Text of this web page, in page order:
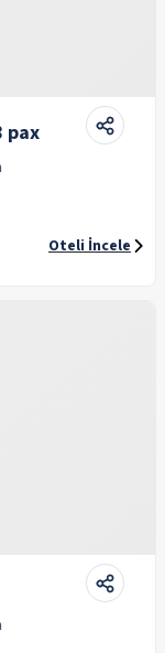
pax
Oteli İncele